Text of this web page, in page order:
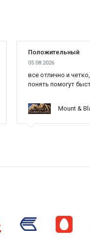
Положительный
05.08.2026
все отлично и
понять помогут
Mount &